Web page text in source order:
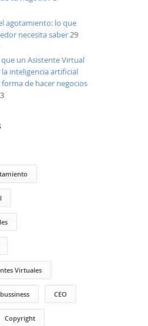
agotamiento: lo que
necesita saber29
que un Asistente Virtual
inteligencia artificial
de hacer negocios
Virtuales
bussiness CEO
Copyright